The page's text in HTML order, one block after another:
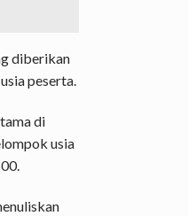
diberikan
peserta.
di
usia